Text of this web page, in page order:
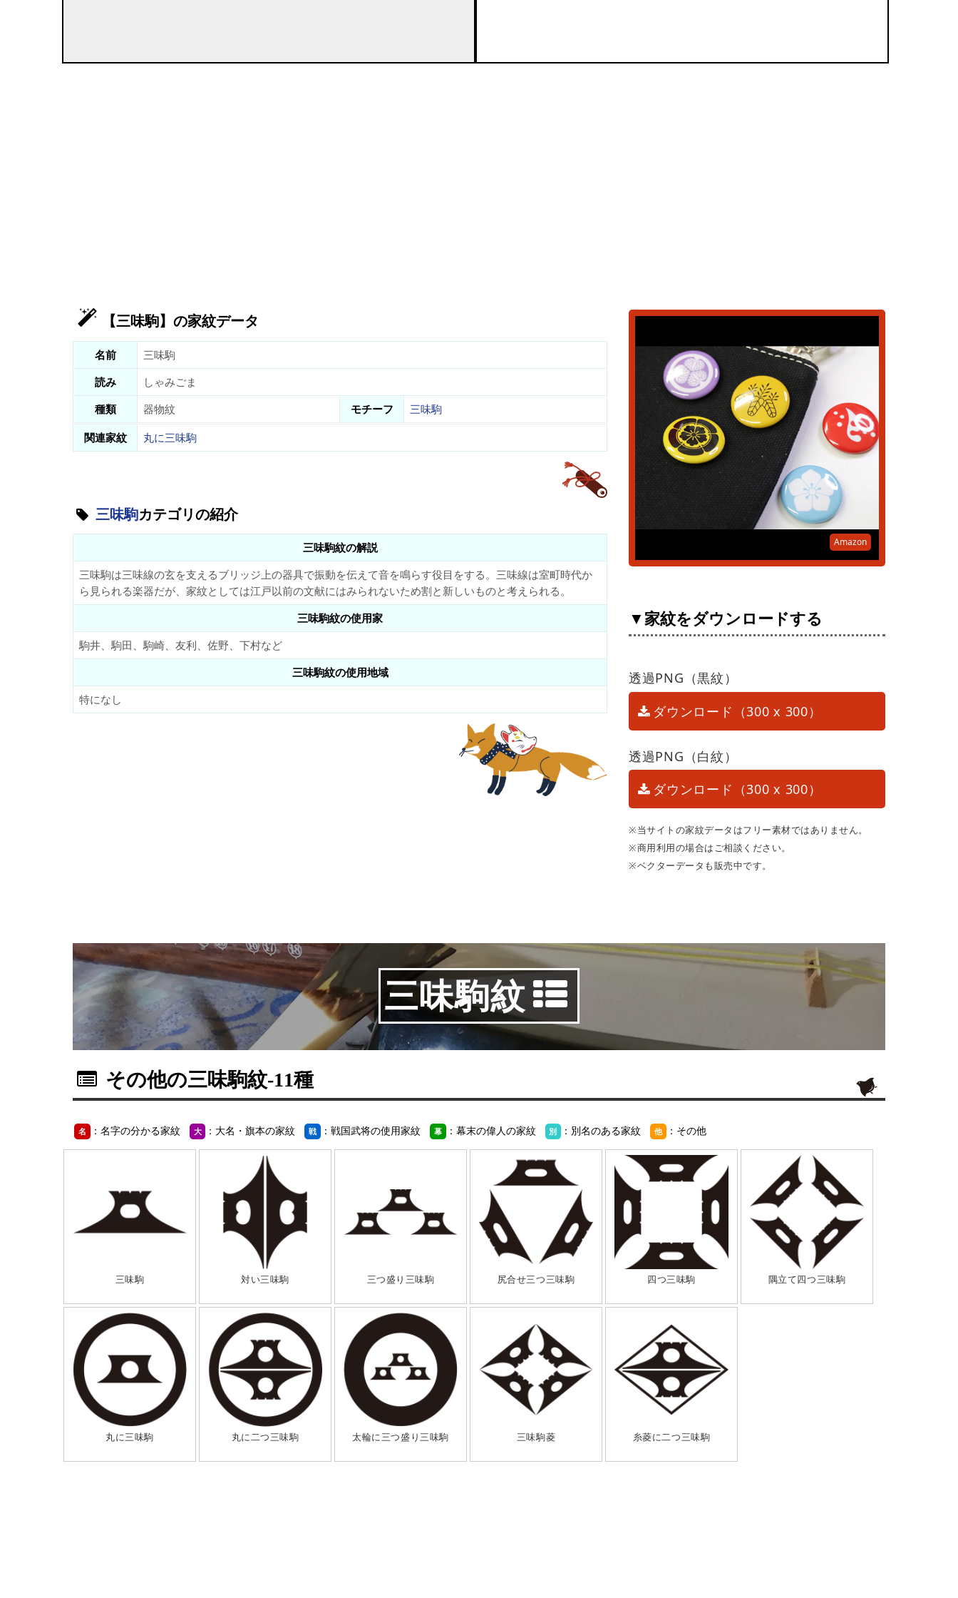
【三味駒】の家紋データ
名前
三味駒
読み
しゃみごま
種類
器物紋 モチーフ
三味駒
関連家紋
丸に三味駒
三味駒カテゴリの紹介
三味駒紋の解説
三味駒は三味線の玄を支えるブリッジ上の器具で振動を伝えて音を鳴らす役目をする。三味線は室町時代か
ら見られる楽器だが、家紋としては江戸以前の文献にはみられないため割と新しいものと考えられる。
三味駒紋の使用家
駒井、駒田、駒崎、友利、佐野、下村など
三味駒紋の使用地域
特になし
Amazon
▼家紋をダウンロードする
透過PNG（黒紋）
ダウンロード（300 x 300）
透過PNG（白紋）
ダウンロード（300 x 300）
※当サイトの家紋データはフリー素材ではありません。
※商用利用の場合はご相談ください。
※ベクターデータも販売中です。
三味駒紋
その他の三味駒紋-11種
名 ：名字の分かる家紋 大 ：大名・旗本の家紋 戦 ：戦国武将の使用家紋 幕 ：幕末の偉人の家紋 別 ：別名のある家紋 他 ：その他
三味駒 対い三味駒 三つ盛り三味駒 尻合せ三つ三味駒 四つ三味駒 隅立て四つ三味駒
丸に三味駒 丸に二つ三味駒 太輪に三つ盛り三味駒 三味駒菱 糸菱に二つ三味駒